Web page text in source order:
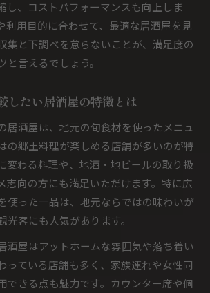
し、コストパフォーマンスも向上しま
利用目的に合わせて、最適な居酒屋を見
集と下調べを怠らないことが、満足度の
言えるでしょう。
したい居酒屋の特徴とは
居酒屋は、地元の旬食材を使ったメニュ
の郷土料理が楽しめる店舗が多いのが特
変わる料理や、地酒・地ビールの取り扱
志向の方にも満足いただけます。特に広
使った一品は、地元ならではの味わいが
客にも人気があります。
酒屋はアットホームな雰囲気や落ち着い
っている店舗も多く、家族連れや女性同
できる点も魅力です。カウンター席や個